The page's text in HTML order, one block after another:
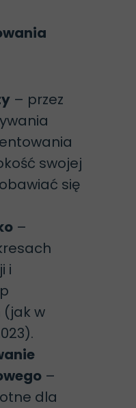
– przez
swojej
się
–
i
w
–
dla